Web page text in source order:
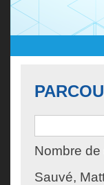
Nombre
Sauvé,